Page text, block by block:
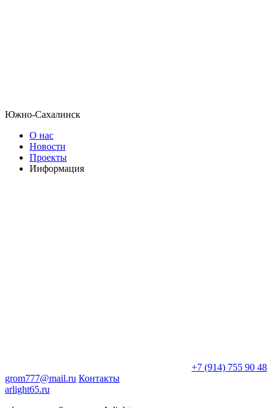
Южно-Сахалинск
О нас
Новости
Проекты
Информация
+7 (914) 755 90 48
grom777@mail.ru Контакты
arlight65.ru